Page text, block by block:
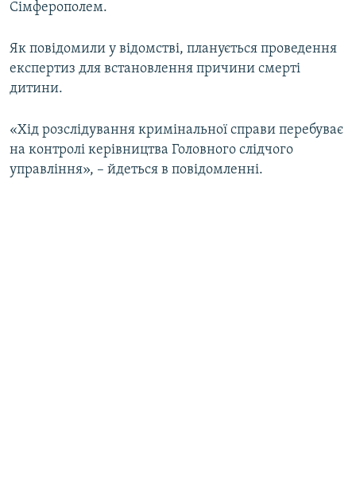
Усі сайти RFE/RL
Сімферополем.
Як повідомили у відомстві, планується проведення
експертиз для встановлення причини смерті
дитини.
«Хід розслідування кримінальної справи перебуває
на контролі керівництва Головного слідчого
управління», – йдеться в повідомленні.